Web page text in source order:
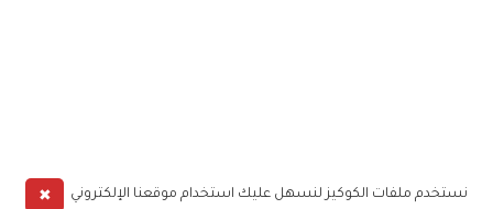
✖
نستخدم ملفات الكوكيز لنسهل عليك استخدام موقعنا الإلكتروني